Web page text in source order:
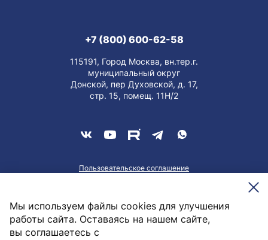
Мы используем файлы cookies для улучшения
работы сайта. Оставаясь на нашем сайте,
вы соглашаетесь с
+7 (800) 600-62-58
115191, Город Москва, вн.тер.г.
муниципальный округ
Донской, пер Духовской, д. 17,
стр. 15, помещ. 11Н/2
Пользовательское соглашение
Meesenburg @2026